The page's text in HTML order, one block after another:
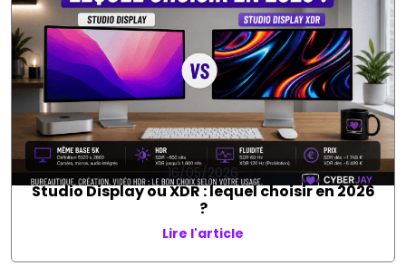
16/05/2026
Studio Display ou XDR : lequel choisir en 2026
?
Lire l'article